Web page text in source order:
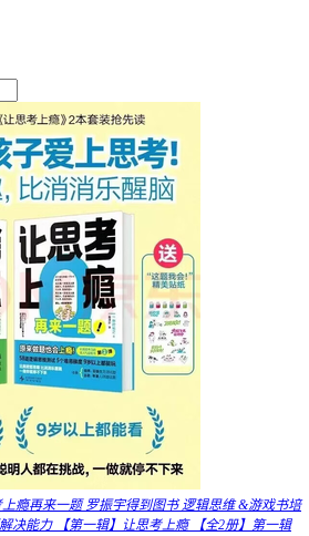
上瘾再来一题 罗振宇得到图书 逻辑思维 &游戏书培
决能力 【第一辑】让思考上瘾 【全2册】第一辑